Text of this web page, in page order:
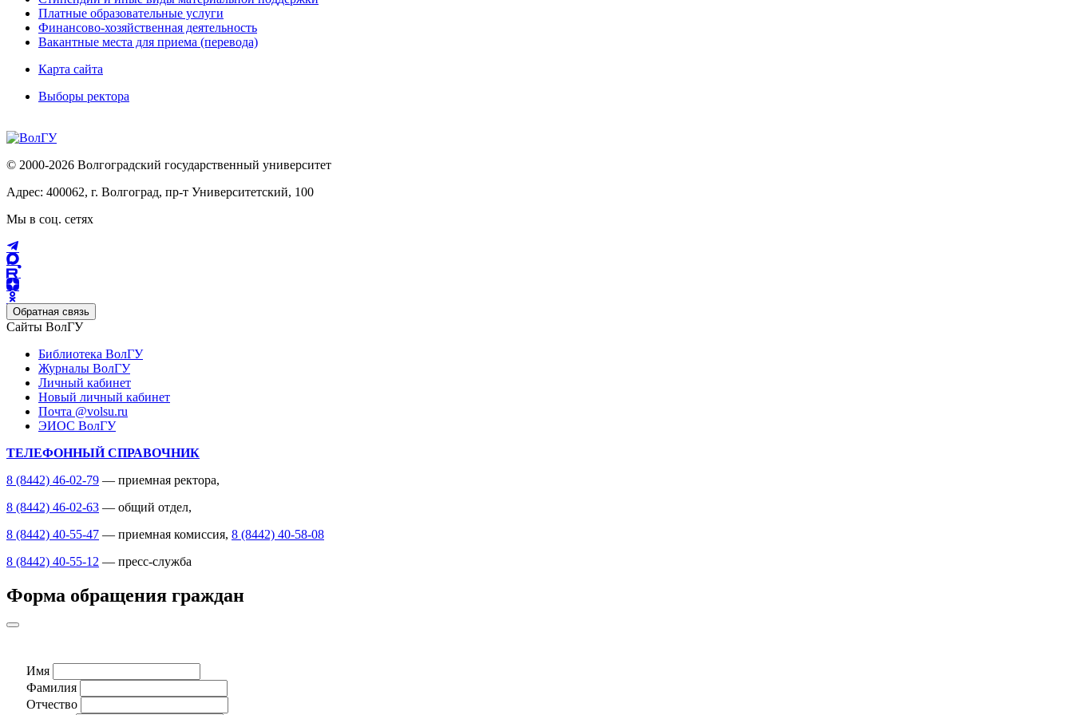
Платные образовательные услуги
Финансово-хозяйственная деятельность
Вакантные места для приема (перевода)
Карта сайта
Выборы ректора
© 2000-2026 Волгоградский государственный университет
Адрес: 400062, г. Волгоград, пр-т Университетский, 100
Мы в соц. сетях
Обратная связь
Сайты ВолГУ
Библиотека ВолГУ
Журналы ВолГУ
Личный кабинет
Новый личный кабинет
Почта @volsu.ru
ЭИОС ВолГУ
ТЕЛЕФОННЫЙ СПРАВОЧНИК
8 (8442) 46-02-79 — приемная ректора,
8 (8442) 46-02-63 — общий отдел,
8 (8442) 40-55-47 — приемная комиссия, 8 (8442) 40-58-08
8 (8442) 40-55-12 — пресс-служба
Форма обращения граждан
Имя
Фамилия
Отчество